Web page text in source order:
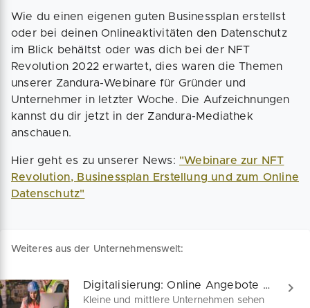
Wie du einen eigenen guten Businessplan erstellst
oder bei deinen Onlineaktivitäten den Datenschutz
im Blick behältst oder was dich bei der NFT
Revolution 2022 erwartet, dies waren die Themen
unserer Zandura-Webinare für Gründer und
Unternehmer in letzter Woche. Die Aufzeichnungen
kannst du dir jetzt in der Zandura-Mediathek
anschauen.
Hier geht es zu unserer News: "Webinare zur NFT
Revolution, Businessplan Erstellung und zum Online
Datenschutz"
Weiteres aus der Unternehmenswelt:
Digitalisierung: Online Angebote und Vertriebswege im Fokus
Kleine und mittlere Unternehmen sehen